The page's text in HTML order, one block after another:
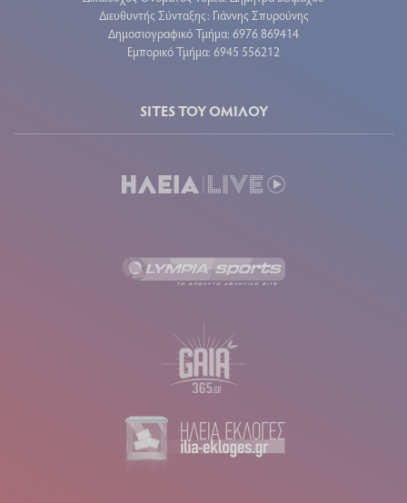
Διευθυντής Σύνταξης: Γιάννης Σπυρούνης
Δημοσιογραφικό Τμήμα: 6976 869414
Εμπορικό Τμήμα: 6945 556212
SITES ΤΟΥ ΟΜΙΛΟΥ